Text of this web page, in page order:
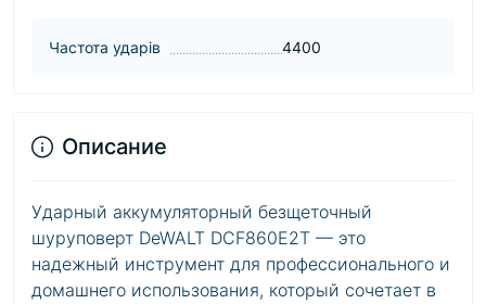
Частота ударів 4400
Описание
Ударный аккумуляторный безщеточный
шуруповерт DeWALT DCF860E2T — это
надежный инструмент для профессионального и
домашнего использования, который сочетает в